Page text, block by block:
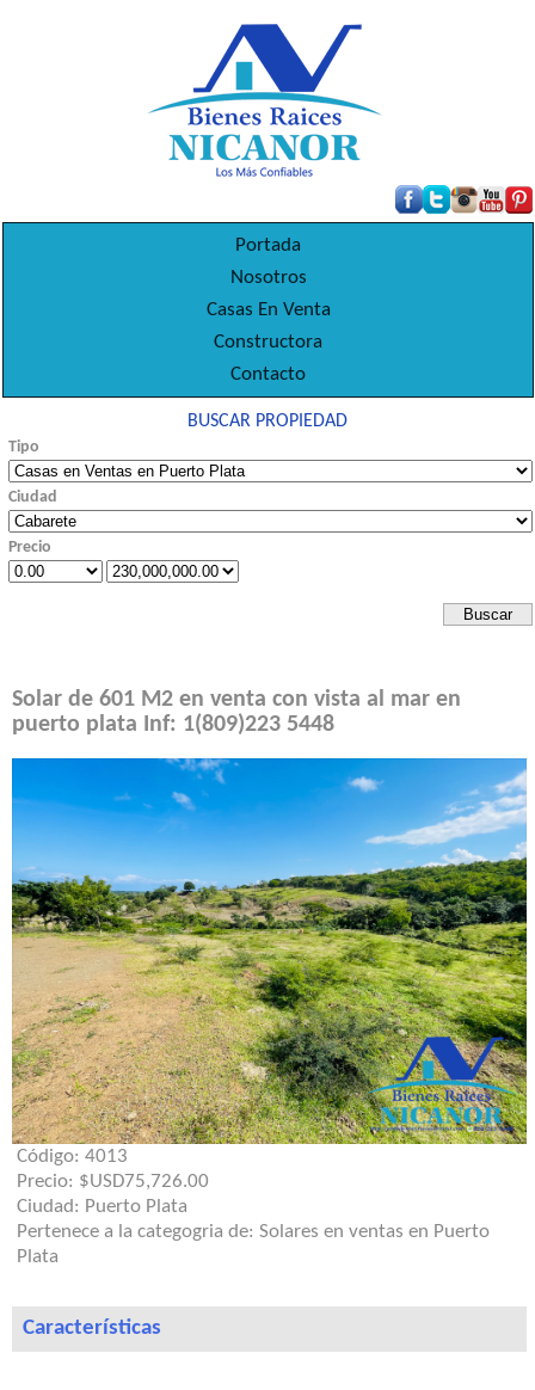
Portada
Nosotros
Casas En Venta
Constructora
Contacto
BUSCAR PROPIEDAD
Tipo
Ciudad
Precio
Solar de 601 M2 en venta con vista al mar en
puerto plata Inf: 1(809)223 5448
Código:4013
Precio: $USD75,726.00
Ciudad: Puerto Plata
Pertenece a la categogria de:Solares en ventas en Puerto
Plata
Características